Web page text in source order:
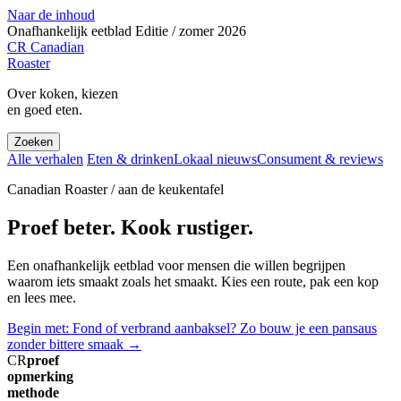
Naar de inhoud
Onafhankelijk eetblad Editie / zomer 2026
CR Canadian
Roaster
Over koken, kiezen
en goed eten.
Zoeken
Alle verhalen Eten & drinkenLokaal nieuwsConsument & reviews
Canadian Roaster / aan de keukentafel
Proef beter. Kook rustiger.
Een onafhankelijk eetblad voor mensen die willen begrijpen
waarom iets smaakt zoals het smaakt. Kies een route, pak een kop
en lees mee.
Begin met: Fond of verbrand aanbaksel? Zo bouw je een pansaus
zonder bittere smaak →
CRproef
opmerking
methode